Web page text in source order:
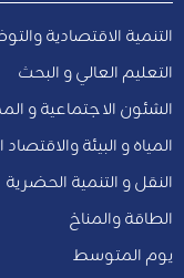
التنمية الاقتصادية
التعليم العالي و البحث
الشئون الاجتماعية و
المياه و البيئة والاقتصاد
النقل و التنمية الحضرية
الطاقة والمناخ
يوم المتوسط